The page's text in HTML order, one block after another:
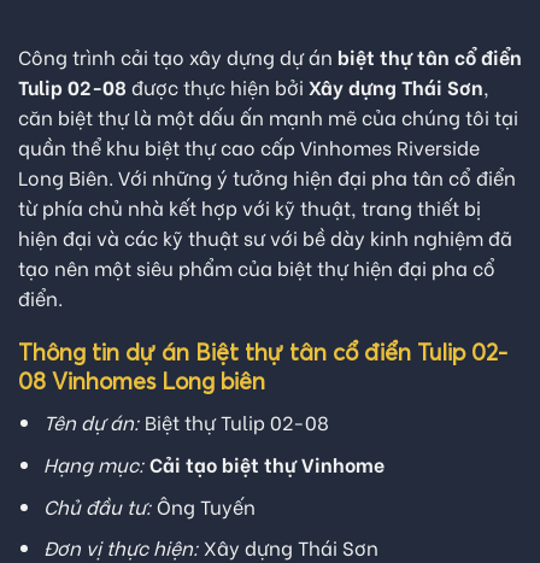
Công trình cải tạo xây dựng dự án biệt thự tân cổ điển
Tulip 02-08 được thực hiện bởi Xây dựng Thái Sơn,
căn biệt thự là một dấu ấn mạnh mẽ của chúng tôi tại
quần thể khu biệt thự cao cấp Vinhomes Riverside
Long Biên. Với những ý tưởng hiện đại pha tân cổ điển
từ phía chủ nhà kết hợp với kỹ thuật, trang thiết bị
hiện đại và các kỹ thuật sư với bề dày kinh nghiệm đã
tạo nên một siêu phẩm của biệt thự hiện đại pha cổ
điển.
Thông tin dự án Biệt thự tân cổ điển Tulip 02-
08 Vinhomes Long biên
Tên dự án:Biệt thự Tulip 02-08
Hạng mục:Cải tạo biệt thự Vinhome
Chủ đầu tư:Ông Tuyến
Đơn vị thực hiện:Xây dựng Thái Sơn